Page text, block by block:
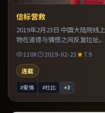
信标营救
2019年2月23日 中国大陆院线
物在道德与情感之间反复拉扯
烧脑与推理的观众。既有类型
不俗。
110K 2019-02-23
7.9
连载
#爱情 #杜比 +3